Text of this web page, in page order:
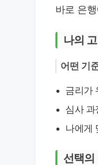
바로 은
나의
어떤 기
금리가
심사
나에게
선택의